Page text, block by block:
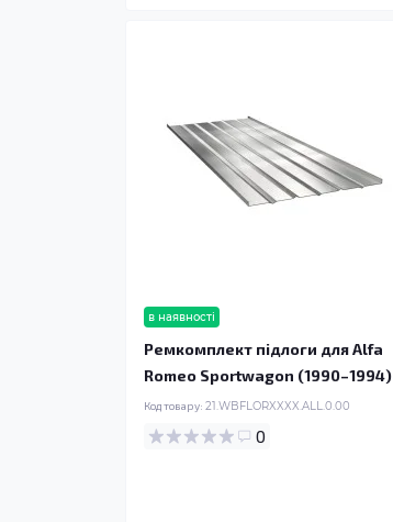
в наявності
Ремкомплект підлоги для Alfa
Romeo Sportwagon (1990–1994)
Код товару: 21.WBFLORXXXX.ALL.0.00
0